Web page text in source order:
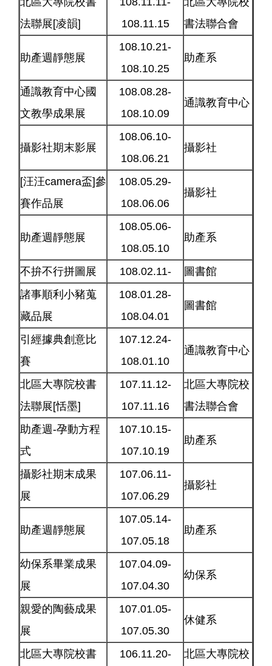
法聯展[凌韻]
108.11.15
書法聯合會
助產週靜態展
108.10.21-
108.10.25
助產系
通識教育中心國
文教學成果展
108.08.28-
108.10.09
通識教育中心
攝影社期末影展
108.06.10-
108.06.21
攝影社
[汪汪camera盃]參
賽作品展
108.05.29-
108.06.06
攝影社
助產週靜態展
108.05.06-
108.05.10
助產系
不拚不行拼圖展 108.02.11-
圖書館
諸事順利小豬蒐
藏品展
108.01.28-
108.04.01
圖書館
引經據典創意比
賽
107.12.24-
108.01.10
通識教育中心
北區大專院校書
法聯展[恬墨]
107.11.12-
107.11.16
北區大專院校
書法聯合會
助產週-孕動方程
式
107.10.15-
107.10.19
助產系
攝影社期末成果
展
107.06.11-
107.06.29
攝影社
助產週靜態展
107.05.14-
107.05.18
助產系
幼保系畢業成果
展
107.04.09-
107.04.30
幼保系
親愛的陶藝成果
展
107.01.05-
107.05.30
休健系
北區大專院校書
106.11.20-
北區大專院校